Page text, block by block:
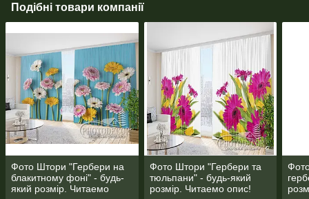
Подібні товари компанії
Фото Штори "Гербери на
блакитному фоні" - будь-
який розмір. Читаемо
Фото Штори "Гербери та
тюльпани" - будь-який
розмір. Читаемо опис!